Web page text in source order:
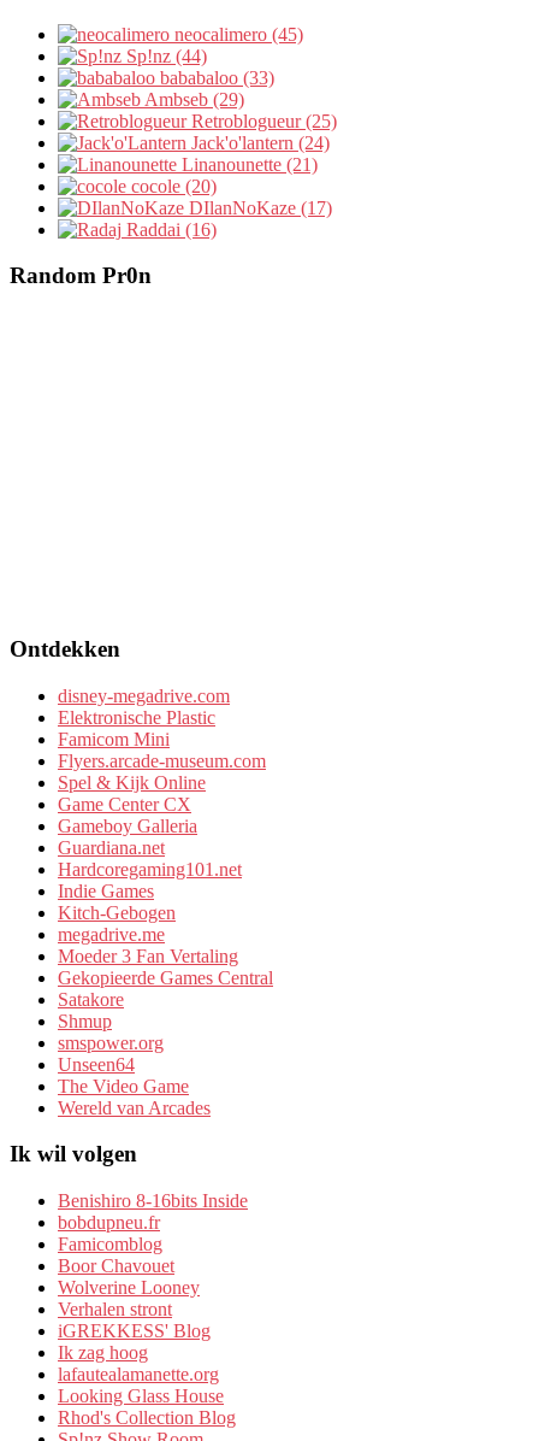
neocalimero (45)
Sp!nz (44)
bababaloo (33)
Ambseb (29)
Retroblogueur (25)
Jack'o'lantern (24)
Linanounette (21)
cocole (20)
DIlanNoKaze (17)
Raddai (16)
Random Pr0n
Ontdekken
disney-megadrive.com
Elektronische Plastic
Famicom Mini
Flyers.arcade-museum.com
Spel & Kijk Online
Game Center CX
Gameboy Galleria
Guardiana.net
Hardcoregaming101.net
Indie Games
Kitch-Gebogen
megadrive.me
Moeder 3 Fan Vertaling
Gekopieerde Games Central
Satakore
Shmup
smspower.org
Unseen64
The Video Game
Wereld van Arcades
Ik wil volgen
Benishiro 8-16bits Inside
bobdupneu.fr
Famicomblog
Boor Chavouet
Wolverine Looney
Verhalen stront
iGREKKESS' Blog
Ik zag hoog
lafautealamanette.org
Looking Glass House
Rhod's Collection Blog